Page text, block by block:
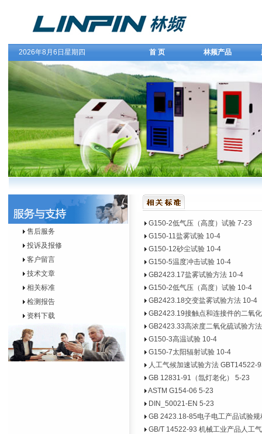
2026年8月6日星期四 首 页 林频产品
售后服务
投诉及报修
客户留言
技术文章
相关标准
检测报告
资料下载
G150-2低气压（高度）试验 7-23
G150-11盐雾试验 10-4
G150-12砂尘试验 10-4
G150-5温度冲击试验 10-4
GB2423.17盐雾试验方法 10-4
G150-2低气压（高度）试验 10-4
GB2423.18交变盐雾试验方法 10-4
GB2423.19接触点和连接件的二氧
GB2423.33高浓度二氧化硫试验方法
G150-3高温试验 10-4
G150-7太阳辐射试验 10-4
人工气候加速试验方法 GBT14522-
GB 12831-91（氙灯老化）
5-23
ASTM G154-06 5-23
DIN_50021-EN 5-23
GB 2423.18-85电子电工产品试验
GB/T 14522-93 机械工业产品人工